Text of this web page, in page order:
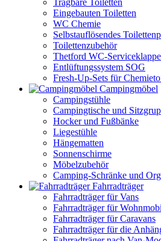
Tragbare Toiletten
Eingebauten Toiletten
WC Chemie
Selbstauflösendes
Toilettenzubehör
Thetford WC-Serviceklappe
Entlüftungssystem SOG
Fresh-Up-Sets für
Campingmöbel
Campingstühle
Campingtische und
Hocker und Fußbänke
Liegestühle
Hängematten
Sonnenschirme
Möbelzubehör
Camping-Schränke und
Fahrradträger
Fahrradträger für Vans
Fahrradträger für
Fahrradträger für Caravans
Fahrradträger für die